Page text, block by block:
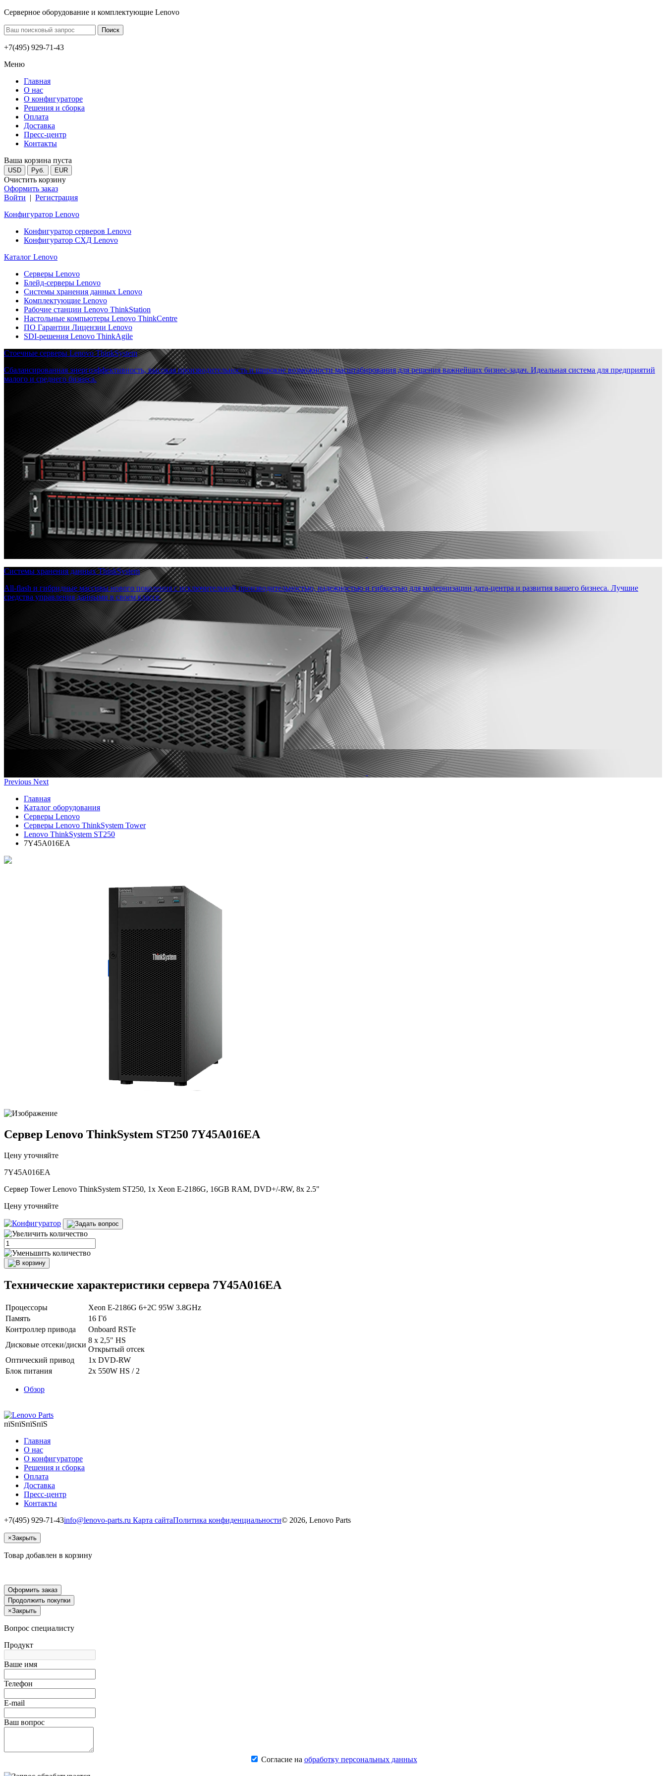
Серверное оборудование и комплектующие Lenovo
+7(495) 929-71-43
Меню
Главная
О нас
О конфигураторе
Решения и сборка
Оплата
Доставка
Пресс-центр
Контакты
Ваша корзина пуста
USD Руб. EUR
Очистить корзину
Оформить заказ
Войти | Регистрация
Конфигуратор Lenovo
Конфигуратор серверов Lenovo
Конфигуратор СХД Lenovo
Каталог Lenovo
Серверы Lenovo
Блейд-серверы Lenovo
Системы хранения данных Lenovo
Комплектующие Lenovo
Рабочие станции Lenovo ThinkStation
Настольные компьютеры Lenovo ThinkCentre
ПО Гарантии Лицензии Lenovo
SDI-решения Lenovo ThinkAgile
Стоечные серверы Lenovo ThinkSystem
Сбалансированная энергоэффективность, высокая производительность и широкие возможности масштабирования для решения важнейших бизнес-задач. Идеальная система для предприятий
малого и среднего бизнеса.
Системы хранения данных ThinkSystem
All-flash и гибридные массивы нового поколения с исключительной производительностью, надежностью и гибкостью для модернизации дата-центра и развития вашего бизнеса. Лучшие
средства управления данными в своем классе.
Previous Next
Главная
Каталог оборудования
Серверы Lenovo
Серверы Lenovo ThinkSystem Tower
Lenovo ThinkSystem ST250
7Y45A016EA
Сервер Lenovo ThinkSystem ST250 7Y45A016EA
Цену уточняйте
7Y45A016EA
Сервер Tower Lenovo ThinkSystem ST250, 1x Xeon E-2186G, 16GB RAM, DVD+/​-RW, 8x 2.5"
Цену уточняйте
Технические характеристики сервера 7Y45A016EA
Процессоры
Xeon E-2186G 6+2C 95W 3.8GHz
Память
16 Гб
Контроллер привода
Onboard RSTe
Дисковые отсеки/диски
8 x 2,5" HS
Открытый отсек
Оптический привод
1x DVD‑RW
Блок питания
2x 550W HS / 2
Обзор
пїЅпїЅпїЅпїЅ
Главная
О нас
О конфигураторе
Решения и сборка
Оплата
Доставка
Пресс-центр
Контакты
+7(495) 929-71-43info@lenovo-parts.ru Карта сайтаПолитика конфиденциальности© 2026, Lenovo Parts
×Закрыть
Товар добавлен в корзину
Оформить заказ
Продолжить покупки
×Закрыть
Вопрос специалисту
Продукт
Ваше имя
Телефон
E-mail
Ваш вопрос
Согласие на обработку персональных данных